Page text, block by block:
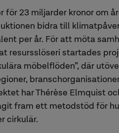
för 23 miljarder kronor om
bidra till
per år. För att möta
resursslöseri startades
möbelflöden”, där
har Thérèse Elmquist
fram ett metodstöd för
cirkulär.